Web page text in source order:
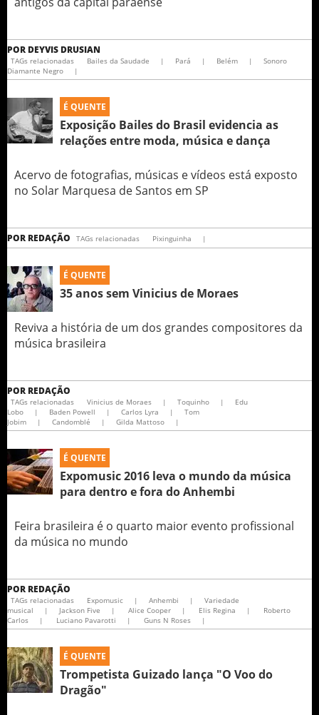
POR DEYVIS DRUSIAN
TAGs relacionadas Bailes da Saudade | Pará | Belém |
Sonoro
Diamante Negro
|
É QUENTE
Exposição Bailes do Brasil evidencia as
relações entre moda, música e dança
Acervo de fotografias, músicas e vídeos está exposto
no Solar Marquesa de Santos em SP
POR REDAÇÃO TAGs relacionadas Pixinguinha |
É QUENTE
35 anos sem Vinicius de Moraes
Reviva a história de um dos grandes compositores da
música brasileira
POR REDAÇÃO
TAGs relacionadas Vinicius de Moraes | Toquinho |
Edu
Lobo
| Baden Powell | Carlos Lyra |
Tom
Jobim
| Candomblé | Gilda Mattoso |
É QUENTE
Expomusic 2016 leva o mundo da música
para dentro e fora do Anhembi
Feira brasileira é o quarto maior evento profissional
da música no mundo
POR REDAÇÃO
TAGs relacionadas Expomusic | Anhembi |
Variedade
musical
| Jackson Five | Alice Cooper | Elis Regina |
Roberto
Carlos
| Luciano Pavarotti | Guns N Roses |
É QUENTE
Trompetista Guizado lança "O Voo do
Dragão"